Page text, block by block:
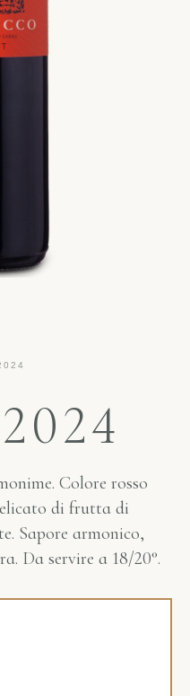
Colore rosso
di frutta di
Sapore armonico,
Da servire a 18/20°.